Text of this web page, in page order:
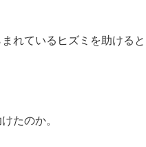
れているヒズミを助ける
たのか。